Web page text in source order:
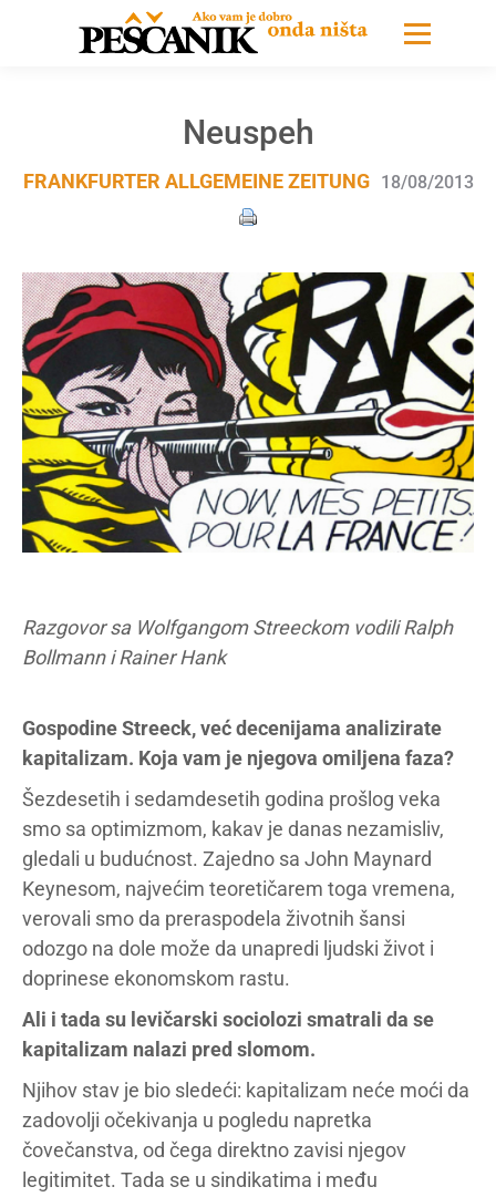
Neuspeh
FRANKFURTER ALLGEMEINE ZEITUNG 18/08/2013
Razgovor sa Wolfgangom Streeckom vodili Ralph
Bollmann i Rainer Hank
Gospodine Streeck, već decenijama analizirate
kapitalizam. Koja vam je njegova omiljena faza?
Šezdesetih i sedamdesetih godina prošlog veka
smo sa optimizmom, kakav je danas nezamisliv,
gledali u budućnost. Zajedno sa John Maynard
Keynesom, najvećim teoretičarem toga vremena,
verovali smo da preraspodela životnih šansi
odozgo na dole može da unapredi ljudski život i
doprinese ekonomskom rastu.
Ali i tada su levičarski sociolozi smatrali da se
kapitalizam nalazi pred slomom.
Njihov stav je bio sledeći: kapitalizam neće moći da
zadovolji očekivanja u pogledu napretka
čovečanstva, od čega direktno zavisi njegov
legitimitet. Tada se u sindikatima i među